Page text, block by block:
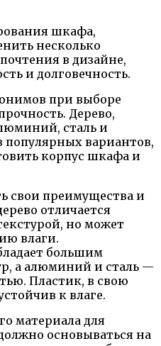
шкафа,
несколько
в дизайне,
и долговечность.
при выборе
Дерево,
сталь и
вариантов,
корпус шкафа и
свои преимущества и
отличается
но может
влаги.
большим
а алюминий и сталь —
Пластик, в свою
к влаге.
материала для
основываться на